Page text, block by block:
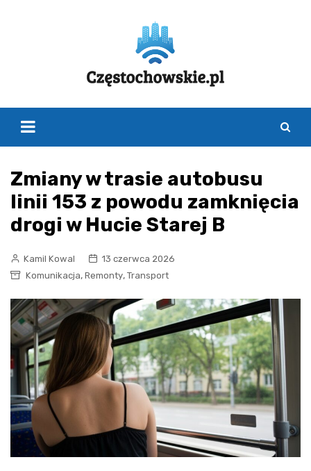
Zmiany w trasie autobusu
linii 153 z powodu zamknięcia
drogi w Hucie Starej B
Kamil Kowal
13 czerwca 2026
Komunikacja, Remonty, Transport